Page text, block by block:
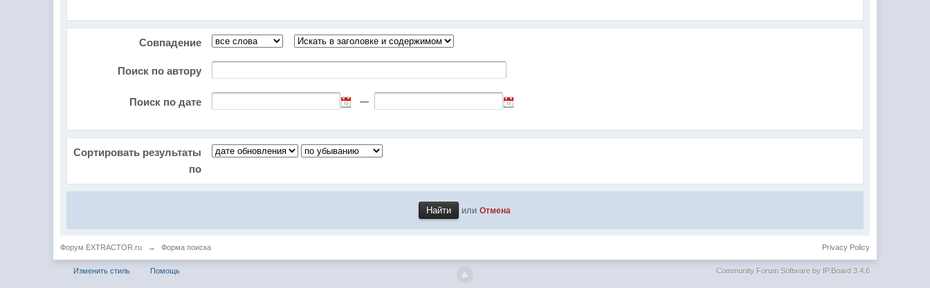
Совпадение
Поиск по автору
Поиск по дате —
Сортировать результаты
по
илиОтмена
Форум EXTRACTOR.ru → Форма поиска Privacy Policy
Изменить стиль Помощь Community Forum Software by IP.Board 3.4.6